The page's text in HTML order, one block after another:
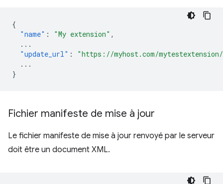
{
"name" : "My extension" ,
...
"update_url" :
"https://myhost.com/
...
}
Fichier manifeste de mise à jour
Le fichier manifeste de mise à jour renvoyé par le serveur
doit être un document XML.